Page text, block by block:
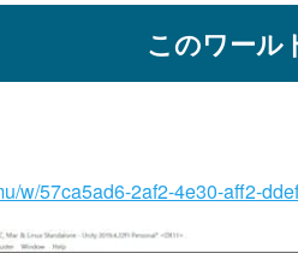
このワール
w/57ca5ad6-2af2-4e30-aff2-